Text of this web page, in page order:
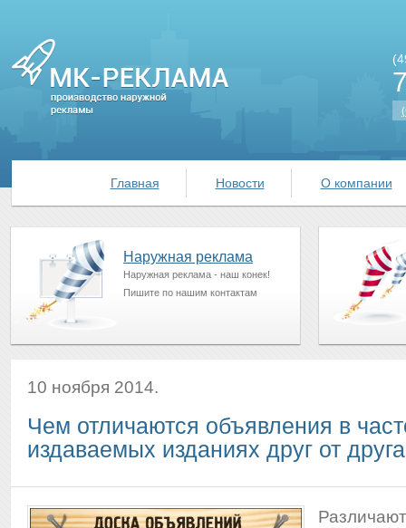
Главная Новости О компании
Наружная реклама
Наружная реклама - наш конек!
Пишите по нашим контактам
10 ноября 2014.
Чем отличаются объявления в
издаваемых изданиях друг от друга